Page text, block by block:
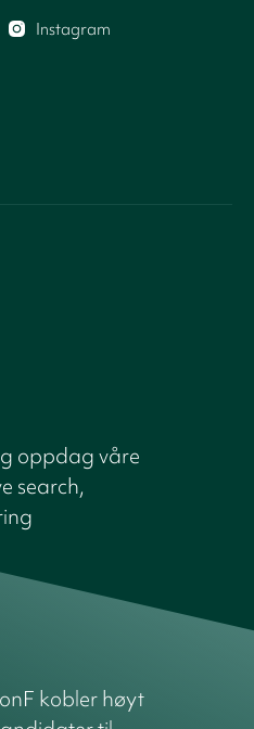
Instagram
oppdag våre
search,
kobler høyt